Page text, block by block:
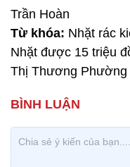
Trần Hoàn
Từ khóa: Nhặt rác
Nhặt được 15 triệu
Thị Thương Phường